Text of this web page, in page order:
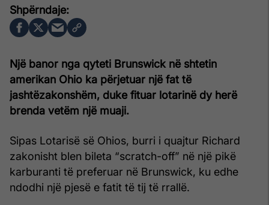
Një banor nga qyteti Brunswick në shtetin
amerikan Ohio ka përjetuar një fat të
jashtëzakonshëm, duke fituar lotarinë dy herë
brenda vetëm një muaji.
Sipas Lotarisë së Ohios, burri i quajtur Richard
zakonisht blen bileta “scratch-off” në një pikë
karburanti të preferuar në Brunswick, ku edhe
ndodhi një pjesë e fatit të tij të rrallë.